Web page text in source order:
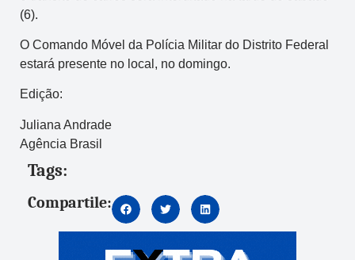
(6).
O Comando Móvel da Polícia Militar do Distrito Federal
estará presente no local, no domingo.
Edição:
Juliana Andrade
Agência Brasil
Tags:
Compartile: